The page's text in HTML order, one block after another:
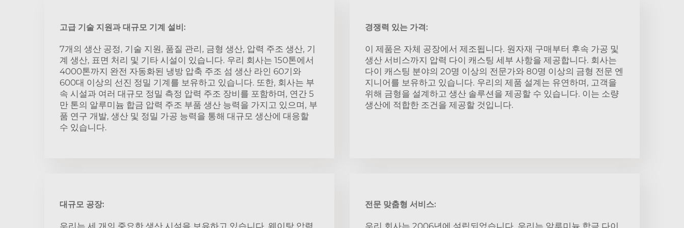
고급 기술 지원과 대규모 기계 설비:
7개의 생산 공정, 기술 지원, 품질 관리, 금형 생산, 압력 주조 생산, 기
계 생산, 표면 처리 및 기타 시설이 있습니다. 우리 회사는 150톤에서
4000톤까지 완전 자동화된 냉방 압축 주조 섬 생산 라인 60기와
600대 이상의 선진 정밀 기계를 보유하고 있습니다. 또한, 회사는 부
속 시설과 여러 대규모 정밀 측정 압력 주조 장비를 포함하며, 연간 5
만 톤의 알루미늄 합금 압력 주조 부품 생산 능력을 가지고 있으며, 부
품 연구 개발, 생산 및 정밀 가공 능력을 통해 대규모 생산에 대응할
수 있습니다.
경쟁력 있는 가격:
이 제품은 자체 공장에서 제조됩니다. 원자재 구매부터 후속 가공 및
생산 서비스까지 압력 다이 캐스팅 세부 사항을 제공합니다. 회사는
다이 캐스팅 분야의 20명 이상의 전문가와 80명 이상의 금형 전문 엔
지니어를 보유하고 있습니다. 우리의 제품 설계는 유연하며, 고객을
위해 금형을 설계하고 생산 솔루션을 제공할 수 있습니다. 이는 소량
생산에 적합한 조건을 제공할 것입니다.
대규모 공장:
우리는 세 개의 중요한 생산 시설을 보유하고 있습니다. 웨이탕 압력
전문 맞춤형 서비스:
우리 회사는 2006년에 설립되었습니다. 우리는 알루미늄 합금 다이